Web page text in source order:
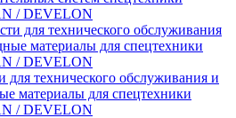
/ DEVELON
для технического обслуживания и
материалы для спецтехники
/ DEVELON